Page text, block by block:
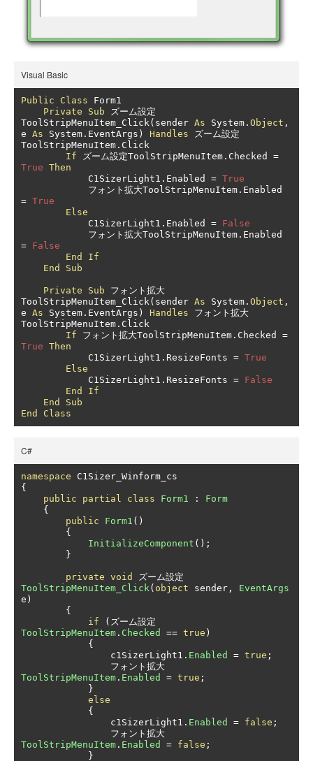
Visual Basic
Public Class Form1
Private
Sub
ズーム設定
ToolStripMenuItem_Click( sender As System . Object ,
e As System . EventArgs ) Handles
ズーム設定
ToolStripMenuItem . Click
If
ズーム設定ToolStripMenuItem . Checked =
True Then
            C1SizerLight1
. Enabled = True
フォント拡大ToolStripMenuItem .
= True
Else
            C1SizerLight1
. Enabled = False
フォント拡大ToolStripMenuItem .
= False
End
If
End
Sub
Private Sub
フォント拡大
ToolStripMenuItem_Click( sender As System . Object ,
e As System . EventArgs ) Handles
フォント拡大
ToolStripMenuItem . Click
If
フォント拡大ToolStripMenuItem . Checked =
True Then
            C1SizerLight1
. ResizeFonts = True
Else
            C1SizerLight1
. ResizeFonts = False
End
If
End
Sub
End
Class
C#
namespace
{
public
partial class Form1 :
Form
{
public
Form1 ()
{
InitializeComponent ();
}
private void
ズーム設定
ToolStripMenuItem_Click( object sender ,
EventArgs
e )
{
if
(ズーム設定
ToolStripMenuItem . Checked == true )
{
                c1SizerLight1
. Enabled = true ;
フォント拡大
ToolStripMenuItem . Enabled = true ;
}
else
{
                c1SizerLight1
. Enabled = false ;
フォント拡大
ToolStripMenuItem . Enabled = false ;
}